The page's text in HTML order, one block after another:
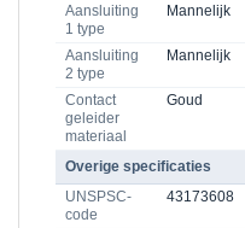
Aansluiting
1 type
Mannelijk
Aansluiting
2 type
Mannelijk
Contact
geleider
materiaal
Goud
Overige specificaties
UNSPSC-
code
43173608